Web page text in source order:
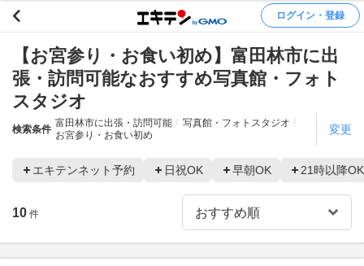
ログイン・登録
【お宮参り・お食い初め】富田林市に出
張・訪問可能なおすすめ写真館・フォト
スタジオ
検索条件
富田林市に出張・訪問可能
写真館・フォトスタジオ
お宮参り・お食い初め
変更
エキテンネット予約 日祝OK 早朝OK 21時以降OK
10 件